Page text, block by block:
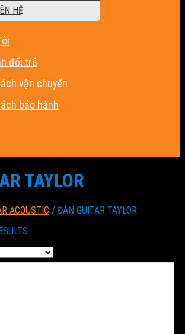
HỆ
đổi trả
vận chuyển
bảo hành
TAYLOR
ACOUSTIC / ĐÀN GUITAR TAYLOR